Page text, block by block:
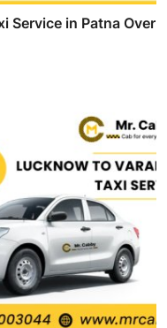
Service in Patna Over